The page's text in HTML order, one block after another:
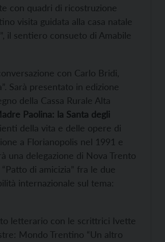
con quadri di ricostruzione
visita guidata alla casa natale
il sentiero consueto di Amabile
con Carlo Bridi,
Sarà presentato in edizione
della Cassa Rurale Alta
Paolina: la Santa degli
della vita e delle opere di
a Florianopolis nel 1991 e
una delegazione di Nova Trento
di amicizia” fra le due
internazionale sul tema:
letterario con le scrittrici Ivette
Mondo Trentino “Un altro